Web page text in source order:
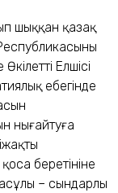
шыққан қазақ
Елшісі
еңбегінде
нығайтуға
беретініне
– сындарлы